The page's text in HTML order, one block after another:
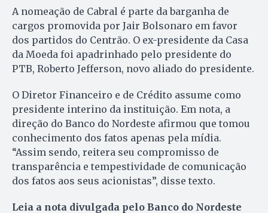
A nomeação de Cabral é parte da barganha de
cargos promovida por Jair Bolsonaro em favor
dos partidos do Centrão. O ex-presidente da Casa
da Moeda foi apadrinhado pelo presidente do
PTB, Roberto Jefferson, novo aliado do presidente.
O Diretor Financeiro e de Crédito assume como
presidente interino da instituição. Em nota, a
direção do Banco do Nordeste afirmou que tomou
conhecimento dos fatos apenas pela mídia.
“Assim sendo, reitera seu compromisso de
transparência e tempestividade de comunicação
dos fatos aos seus acionistas”, disse texto.
Leia a nota divulgada pelo Banco do Nordeste